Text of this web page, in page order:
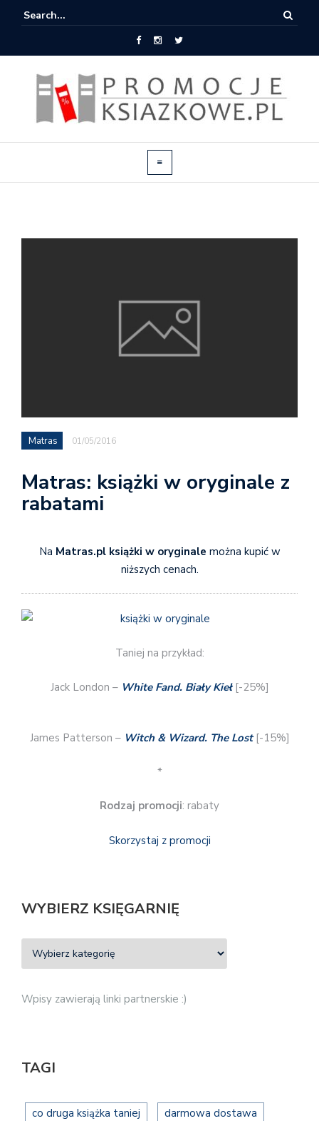
Matras 01/05/2016
Matras: książki w oryginale z
rabatami
Na Matras.pl książki w oryginale można kupić w
niższych cenach.
Taniej na przykład:
Jack London – White Fand. Biały Kieł[-25%]
James Patterson – Witch & Wizard. The Lost[-15%]
*
Rodzaj promocji: rabaty
Skorzystaj z promocji
WYBIERZ KSIĘGARNIĘ
Wpisy zawierają linki partnerskie :)
TAGI
co druga książka taniej darmowa dostawa